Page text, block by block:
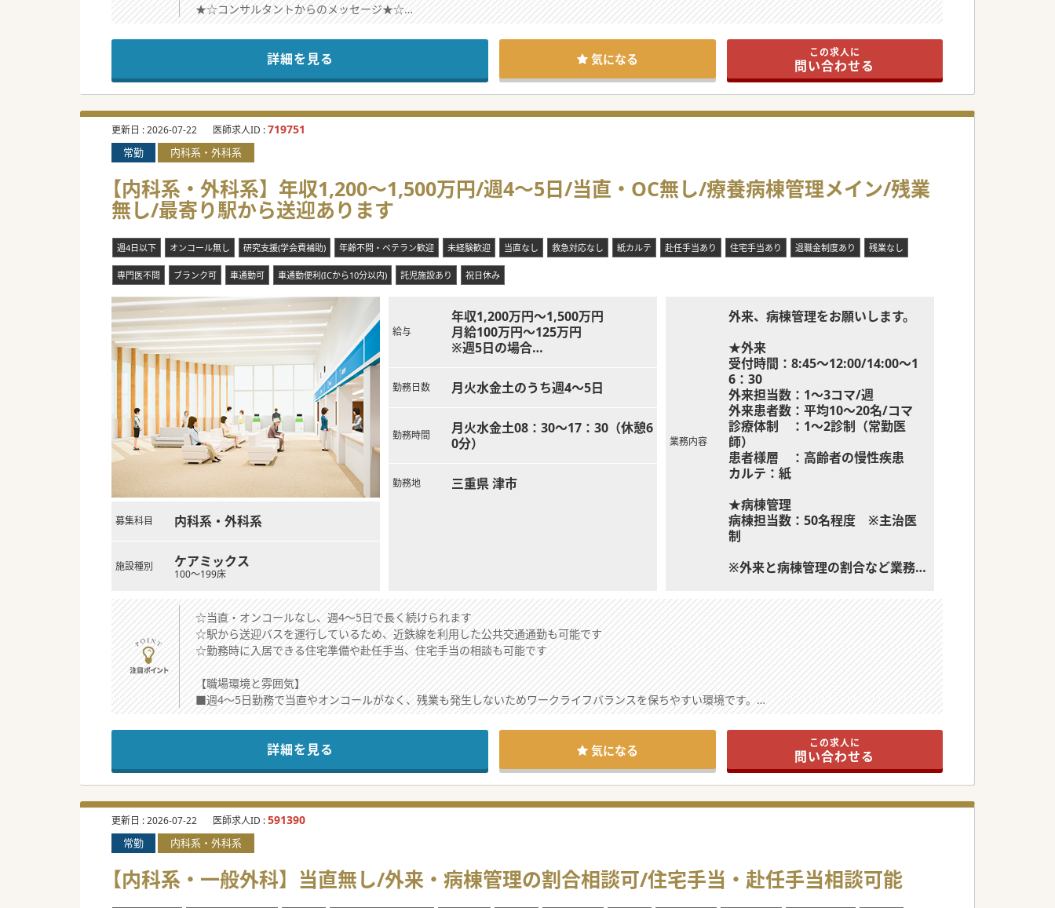
★☆コンサルタントからのメッセージ★☆
法人は三重県内で急性期から回復期、慢性期、健診、在宅、福祉の領域で複数の医療機関・施設を運営しております。
海にほど近いへき地診療所における募集となります。
総合診療科医としてともに地域を支えていただける先生を探しております。
少しでもご興味お持ちいただけましたらお気軽にご相談ください。
#秋入職可
詳細を見る 気になる この求人に
問い合わせる
更新日 :2026-07-22 医師求人ID :719751
常勤 内科系・外科系
【内科系・外科系】年収1,200～1,500万円/週4～5日/当直・OC無し/療養病棟管理メイン/残業
無し/最寄り駅から送迎あります
週4日以下 オンコール無し 研究支援(学会費補助) 年齢不問・ベテラン歓迎 未経験歓迎 当直なし 救急対応なし 紙カルテ 赴任手当あり 住宅手当あり 退職金制度あり 残業なし
専門医不問 ブランク可 車通勤可 車通勤便利(ICから10分以内) 託児施設あり 祝日休み
募集科目 内科系・外科系
施設種別 ケアミックス
100～199床
給与
年収1,200万円～1,500万円
月給100万円～125万円
※週5日の場合
勤務日数 月火水金土のうち週4～5日
勤務時間
月火水金土08：30～17：30（休憩6
0分）
勤務地 三重県 津市
業務内容
外来、病棟管理をお願いします。
★外来
受付時間：8:45～12:00/14:00～1
6：30
外来担当数：1～3コマ/週
外来患者数：平均10～20名/コマ
診療体制 ：1～2診制（常勤医
師）
患者様層 ：高齢者の慢性疾患
カルテ：紙
★病棟管理
病棟担当数：50名程度 ※主治医
制
※外来と病棟管理の割合など業務
☆当直・オンコールなし、週4～5日で長く続けられます
☆駅から送迎バスを運行しているため、近鉄線を利用した公共交通通勤も可能です
☆勤務時に入居できる住宅準備や赴任手当、住宅手当の相談も可能です
【職場環境と雰囲気】
■週4～5日勤務で当直やオンコールがなく、残業も発生しないためワークライフバランスを保ちやすい環境です。
■託児施設が完備されており、育児中の医師やブランクがある方でも安心して長く働き続けられる職場です。
■研究支援や学会費補助の制度が整っており、無理のない勤務環境の中で自身のスキル向上を追求できます。
【具体的な業務内容】
■外来に関しては、主に高齢者の慢性疾患を対象とした一般外来を週に1～3コマ担当していただきます。
■療養病棟において平均50名の患者を主治医制で担当し、落ち着いた環境で丁寧な病棟管理業務を担います。
■救急対応や当直業務が一切ないため、オンオフのメリハリをつけてプライベートの時間を大事にできます。
【具体的な医療機関情報】
■最寄り駅から送迎バスが運行しているほか、高速道路のインターチェンジから10分以内で車通勤も便利です。
詳細を見る 気になる この求人に
問い合わせる
更新日 :2026-07-22 医師求人ID :591390
常勤 内科系・外科系
【内科系・一般外科】当直無し/外来・病棟管理の割合相談可/住宅手当・赴任手当相談可能